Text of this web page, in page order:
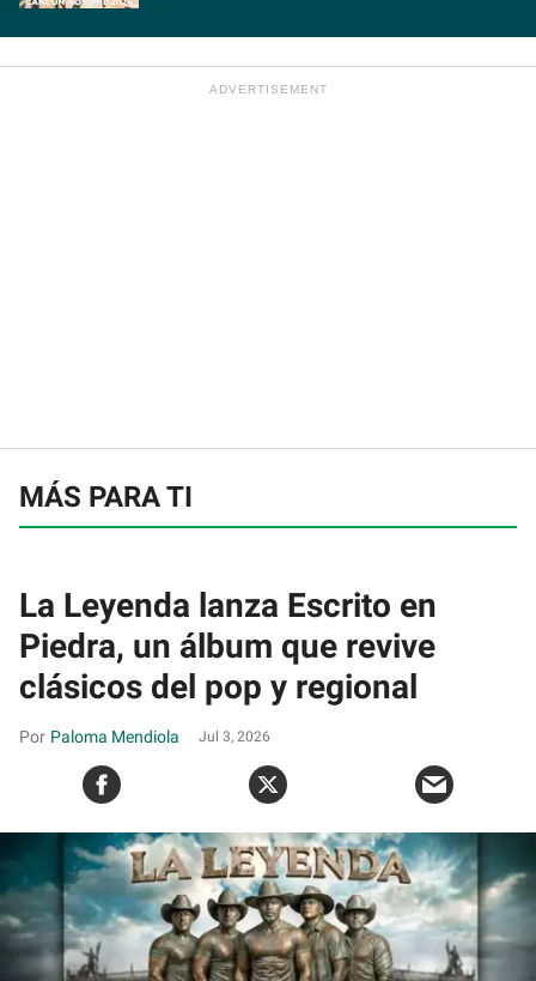
MÁS PARA TI
La Leyenda lanza Escrito en
Piedra, un álbum que revive
clásicos del pop y regional
Paloma Mendiola Jul 3, 2026